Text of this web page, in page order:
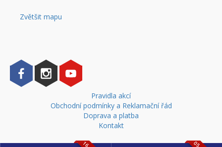
Zvětšit mapu
Pravidla akcí
Obchodní podmínky a Reklamační řád
Doprava a platba
Kontakt